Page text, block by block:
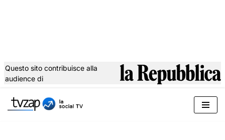
al
Questo sito contribuisce alla
audience di